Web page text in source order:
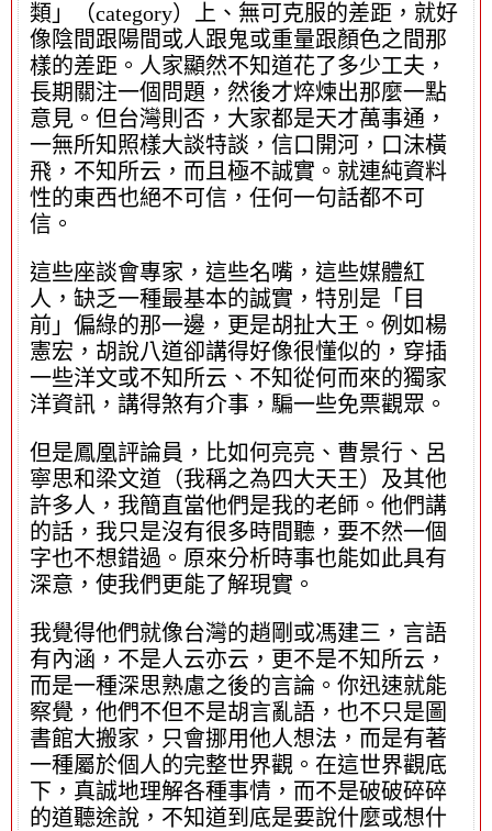
類」（category）上、無可克服的差距，就好
像陰間跟陽間或人跟鬼或重量跟顏色之間那
樣的差距。人家顯然不知道花了多少工夫，
長期關注一個問題，然後才焠煉出那麼一點
意見。但台灣則否，大家都是天才萬事通，
一無所知照樣大談特談，信口開河，口沫橫
飛，不知所云，而且極不誠實。就連純資料
性的東西也絕不可信，任何一句話都不可
信。
這些座談會專家，這些名嘴，這些媒體紅
人，缺乏一種最基本的誠實，特別是「目
前」偏綠的那一邊，更是胡扯大王。例如楊
憲宏，胡說八道卻講得好像很懂似的，穿插
一些洋文或不知所云、不知從何而來的獨家
洋資訊，講得煞有介事，騙一些免票觀眾。
但是鳳凰評論員，比如何亮亮、曹景行、呂
寧思和梁文道（我稱之為四大天王）及其他
許多人，我簡直當他們是我的老師。他們講
的話，我只是沒有很多時間聽，要不然一個
字也不想錯過。原來分析時事也能如此具有
深意，使我們更能了解現實。
我覺得他們就像台灣的趙剛或馮建三，言語
有內涵，不是人云亦云，更不是不知所云，
而是一種深思熟慮之後的言論。你迅速就能
察覺，他們不但不是胡言亂語，也不只是圖
書館大搬家，只會挪用他人想法，而是有著
一種屬於個人的完整世界觀。在這世界觀底
下，真誠地理解各種事情，而不是破破碎碎
的道聽途說，不知道到底是要說什麼或想什